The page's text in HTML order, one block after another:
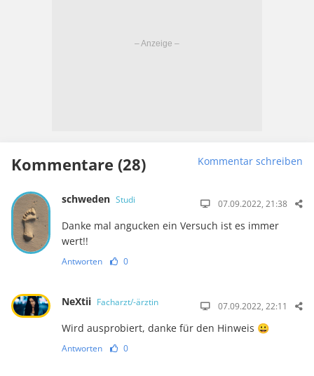
Kommentare (28) Kommentar schreiben
schweden Studi 07.09.2022, 21:38
Danke mal angucken ein Versuch ist es immer
wert!!
Antworten 0
NeXtii Facharzt/-ärztin 07.09.2022, 22:11
Wird ausprobiert, danke für den Hinweis 😀
Antworten 0